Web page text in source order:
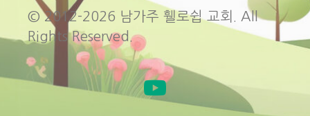
© 2012-2026 남가주 휄로쉽 교회. All
Rights Reserved.